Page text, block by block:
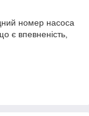
номер насоса
є впевненість,